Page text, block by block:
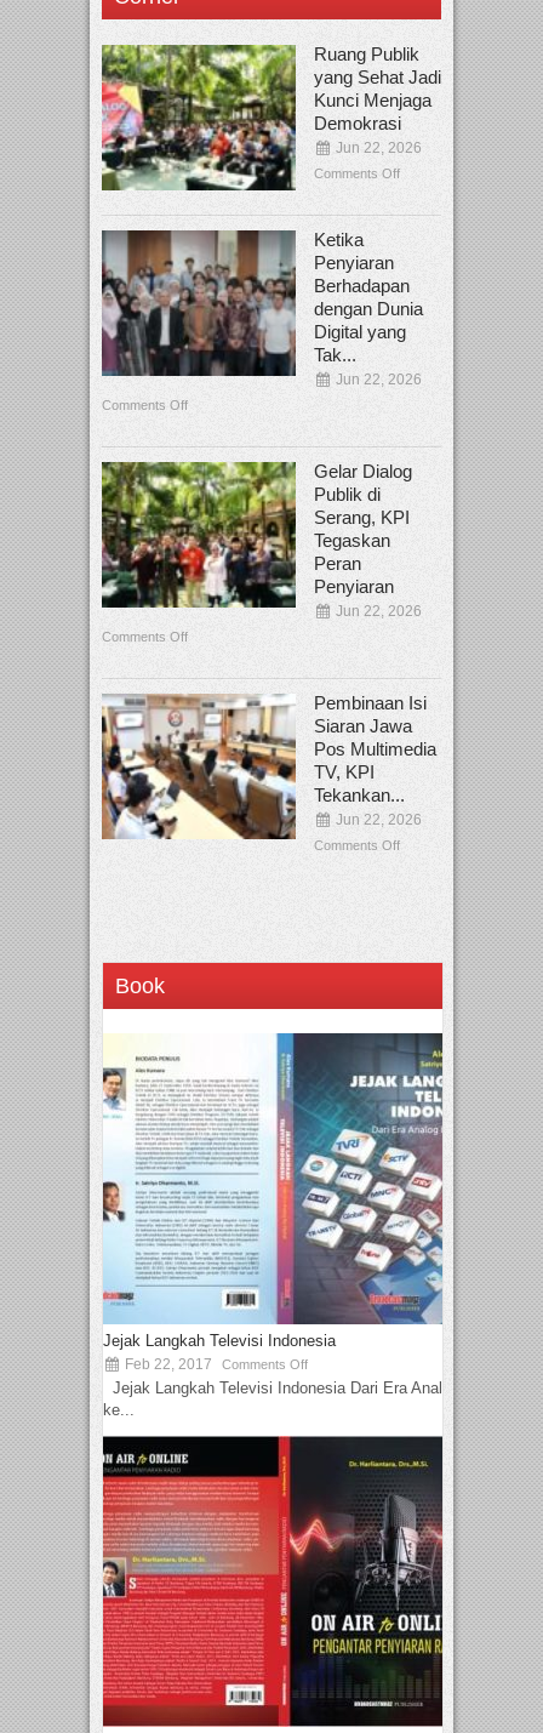
Ruang Publik
yang Sehat Jadi
Kunci Menjaga
Demokrasi
Jun 22, 2026
Comments Off
Ketika
Penyiaran
Berhadapan
dengan Dunia
Digital yang
Tak...
Jun 22, 2026
Comments Off
Gelar Dialog
Publik di
Serang, KPI
Tegaskan
Peran
Penyiaran
Jun 22, 2026
Comments Off
Pembinaan Isi
Siaran Jawa
Pos Multimedia
TV, KPI
Tekankan...
Jun 22, 2026
Comments Off
Book
Jejak Langkah Televisi Indonesia
Feb 22, 2017 Comments Off
Jejak Langkah Televisi Indonesia Dari Era Analog
ke...